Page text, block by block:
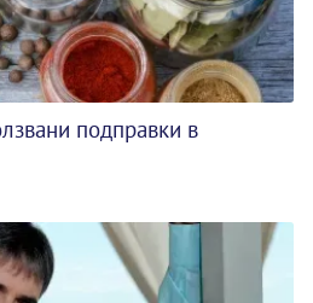
подправки в